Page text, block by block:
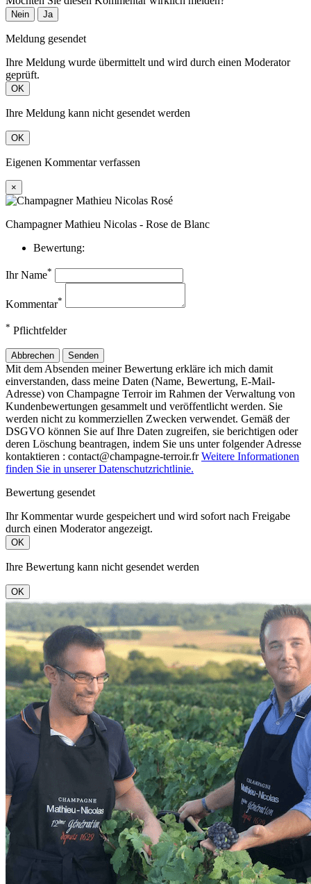
Nein Ja
Meldung gesendet
Ihre Meldung wurde übermittelt und wird durch einen Moderator
geprüft.
OK
Ihre Meldung kann nicht gesendet werden
OK
Eigenen Kommentar verfassen
×
Champagner Mathieu Nicolas - Rose de Blanc
Bewertung:
Ihr Name*
Kommentar*
* Pflichtfelder
Abbrechen Senden
Mit dem Absenden meiner Bewertung erkläre ich mich damit
einverstanden, dass meine Daten (Name, Bewertung, E-Mail-
Adresse) von Champagne Terroir im Rahmen der Verwaltung von
Kundenbewertungen gesammelt und veröffentlicht werden. Sie
werden nicht zu kommerziellen Zwecken verwendet. Gemäß der
DSGVO können Sie auf Ihre Daten zugreifen, sie berichtigen oder
deren Löschung beantragen, indem Sie uns unter folgender Adresse
kontaktieren : contact@champagne-terroir.frWeitere Informationen
finden Sie in unserer Datenschutzrichtlinie.
Bewertung gesendet
Ihr Kommentar wurde gespeichert und wird sofort nach Freigabe
durch einen Moderator angezeigt.
OK
Ihre Bewertung kann nicht gesendet werden
OK